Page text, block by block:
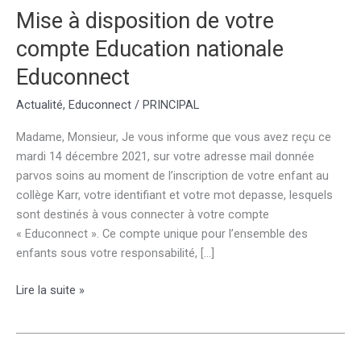
Mise à disposition de votre
compte Education nationale
Educonnect
Actualité, Educonnect / PRINCIPAL
Madame, Monsieur, Je vous informe que vous avez reçu ce
mardi 14 décembre 2021, sur votre adresse mail donnée
parvos soins au moment de l’inscription de votre enfant au
collège Karr, votre identifiant et votre mot depasse, lesquels
sont destinés à vous connecter à votre compte
« Educonnect ». Ce compte unique pour l’ensemble des
enfants sous votre responsabilité, […]
Mise
Lire la suite »